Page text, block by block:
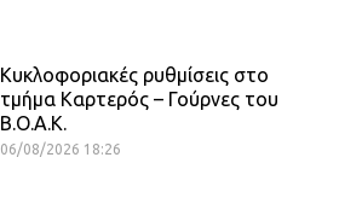
Κυκλοφοριακές ρυθμίσεις στο
τμήμα Καρτερός – Γούρνες του
Β.Ο.Α.Κ.
06/08/2026 18:26